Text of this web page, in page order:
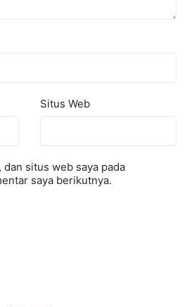
Situs Web
dan situs web saya pada
saya berikutnya.